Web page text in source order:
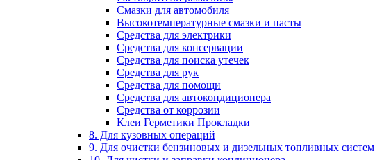
Смазки для автомобиля
Высокотемпературные смазки и пасты
Средства для электрики
Средства для консервации
Средства для поиска утечек
Средства для рук
Средства для помощи
Средства для автокондиционера
Средства от коррозии
Клеи Герметики Прокладки
8. Для кузовных операций
9. Для очистки бензиновых и дизельных топливных систем